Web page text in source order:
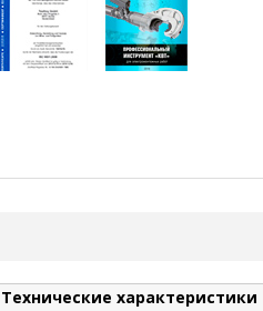
Технические характеристики